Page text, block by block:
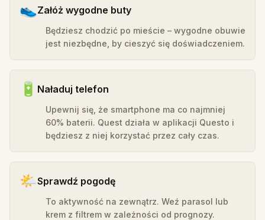
👟Załóż wygodne buty
Będziesz chodzić po mieście – wygodne obuwie
jest niezbędne, by cieszyć się doświadczeniem.
🔋 Naładuj telefon
Upewnij się, że smartphone ma co najmniej
60% baterii. Quest działa w aplikacji Questo i
będziesz z niej korzystać przez cały czas.
🌤️Sprawdź pogodę
To aktywność na zewnątrz. Weź parasol lub
krem z filtrem w zależności od prognozy.